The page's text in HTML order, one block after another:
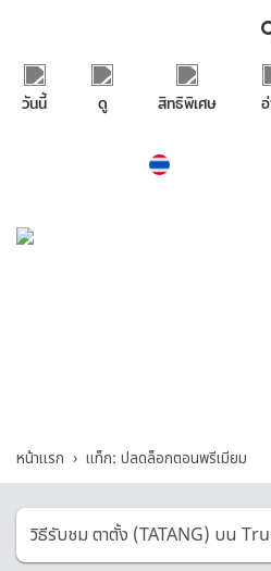
วันนี้ ดู สิทธิพิเศษ
หน้าแรก แท็ก: ปลดล็อกตอนพรีเมียม
วิธีรับชม ตาตั้ง (TATANG) บน